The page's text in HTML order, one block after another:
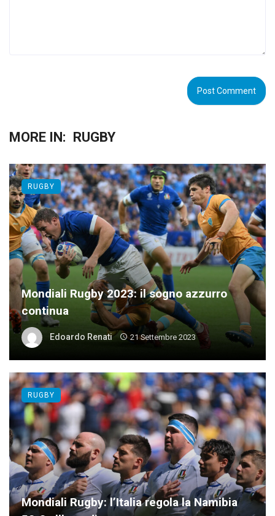
MORE IN: RUGBY
Mondiali Rugby 2023: il sogno azzurro
continua
Edoardo Renati 21 Settembre 2023
RUGBY
Mondiali Rugby: l’Italia regola la Namibia
RUGBY